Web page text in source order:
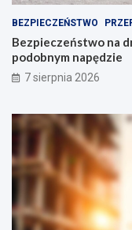
P
o
l
s
k
i
o
e
ł
e
a
p
o
j
a
z
d
o
o
d
b
n
BEZPIECZEŃSTWO
Bezpieczeństwo na
podobnym napędzie
7 sierpnia 2026